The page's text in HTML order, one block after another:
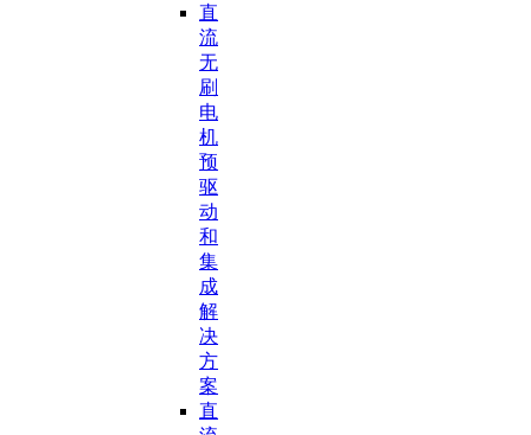
直
流
无
刷
电
机
预
驱
动
和
集
成
解
决
方
案
直